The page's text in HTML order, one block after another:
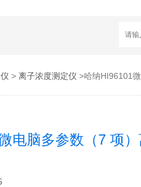
> 离子浓度测定仪 >哈纳HI96101
电脑多参数（7 项